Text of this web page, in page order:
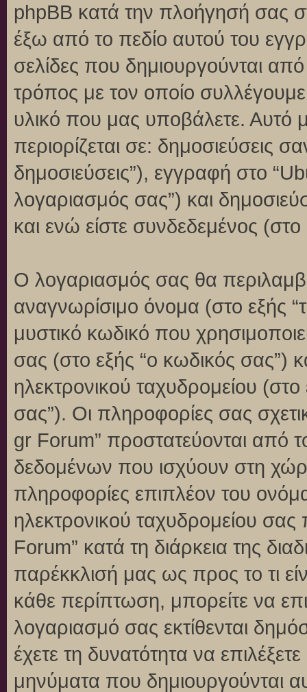
phpBB κατά την πλοήγησή σας
έξω από το πεδίο αυτού του
σελίδες που δημιουργούνται
τρόπος με τον οποίο
υλικό που μας υποβάλετε. Αυτό
περιορίζεται σε: δημοσιεύσεις
δημοσιεύσεις”), εγγραφή στο
λογαριασμός σας”) και
και ενώ είστε συνδεδεμένος (στο
Ο λογαριασμός σας θα
αναγνωρίσιμο όνομα (στο εξής
μυστικό κωδικό που
σας (στο εξής “ο κωδικός σας”)
ηλεκτρονικού ταχυδρομείου
σας”). Οι πληροφορίες σας
gr Forum” προστατεύονται από
δεδομένων που ισχύουν στη
πληροφορίες επιπλέον του
ηλεκτρονικού ταχυδρομείου
Forum” κατά τη διάρκεια της
παρέκκλισή μας ως προς το τι
κάθε περίπτωση, μπορείτε να
λογαριασμό σας εκτίθενται
έχετε τη δυνατότητα να
μηνύματα που δημιουργούνται